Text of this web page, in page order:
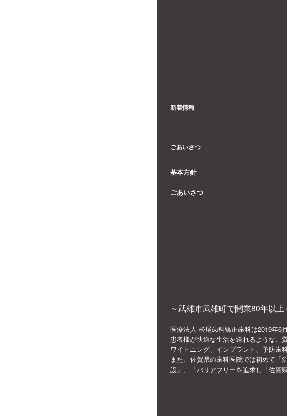
新着情報
ごあいさつ
基本方針
ごあいさつ
～武雄市武雄町で開業80年以上
医療法人 松尾歯科矯正歯科は2019年6
患者様が快適な生活を送れるような、
ワイトニング、インプラント、予防歯
また、佐賀県の歯科医院では初めて「
設」、「バリアフリーを追求し「佐賀